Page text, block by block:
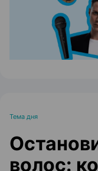
Тема дня
волос: